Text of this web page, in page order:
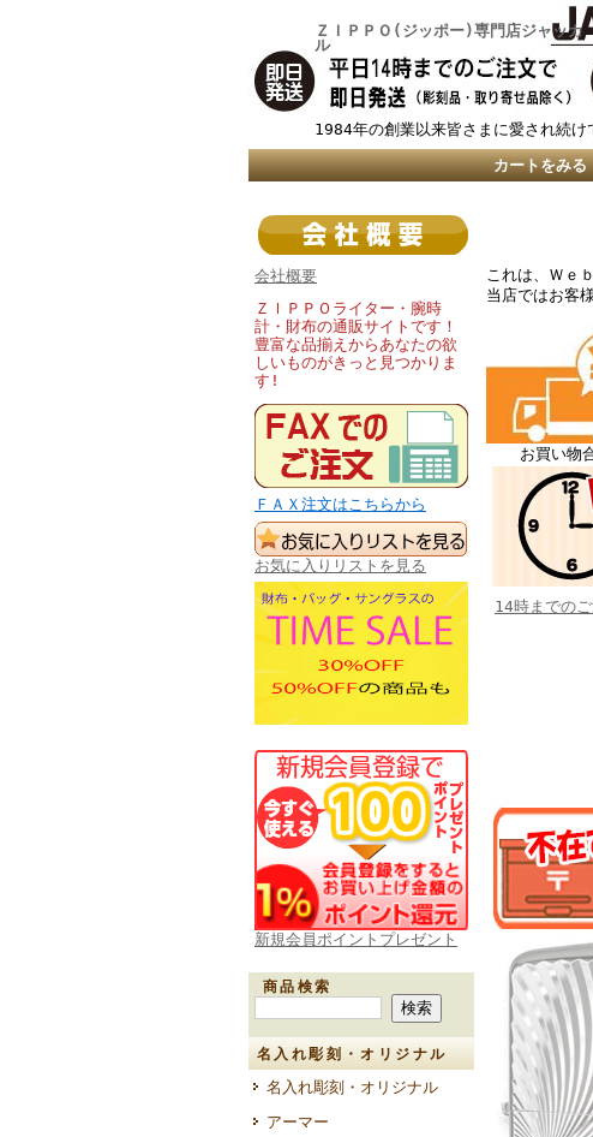
ＺＩＰＰＯ(ジッポー)専門店ジャッカ
ル
1984年の創業以来皆さまに愛され続
カートをみる
会社概要
ＺＩＰＰＯライター・腕時
計・財布の通販サイトです！
豊富な品揃えからあなたの欲
しいものがきっと見つかりま
す!
ＦＡＸ注文はこちらから
お気に入りリストを見る
新規会員ポイントプレゼント
商品検索
名入れ彫刻・オリジナル
名入れ彫刻・オリジナル
アーマー
これは、Ｗｅ
当店ではお客
お買い物
14時までの